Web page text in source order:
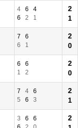
4 6
4
6
2 1
2
1
7
6
6
1
2
0
6
6
1
2
2
0
7 4
6
5
6 3
2
1
3 6
6
2